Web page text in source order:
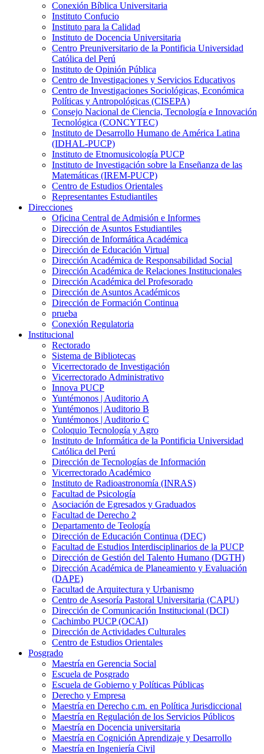
Conexión Bíblica Universitaria
Instituto Confucio
Instituto para la Calidad
Instituto de Docencia Universitaria
Centro Preuniversitario de la Pontificia Universidad
Católica del Perú
Instituto de Opinión Pública
Centro de Investigaciones y Servicios Educativos
Centro de Investigaciones Sociológicas, Económica
Políticas y Antropológicas (CISEPA)
Consejo Nacional de Ciencia, Tecnología e Innovación
Tecnológica (CONCYTEC)
Instituto de Desarrollo Humano de América Latina
(IDHAL-PUCP)
Instituto de Etnomusicología PUCP
Instituto de Investigación sobre la Enseñanza de las
Matemáticas (IREM-PUCP)
Centro de Estudios Orientales
Representantes Estudiantiles
Direcciones
Oficina Central de Admisión e Informes
Dirección de Asuntos Estudiantiles
Dirección de Informática Académica
Dirección de Educación Virtual
Dirección Académica de Responsabilidad Social
Dirección Académica de Relaciones Institucionales
Dirección Académica del Profesorado
Dirección de Asuntos Académicos
Dirección de Formación Continua
prueba
Conexión Regulatoria
Institucional
Rectorado
Sistema de Bibliotecas
Vicerrectorado de Investigación
Vicerrectorado Administrativo
Innova PUCP
Yuntémonos | Auditorio A
Yuntémonos | Auditorio B
Yuntémonos | Auditorio C
Coloquio Tecnología y Agro
Instituto de Informática de la Pontificia Universidad
Católica del Perú
Dirección de Tecnologías de Información
Vicerrectorado Académico
Instituto de Radioastronomía (INRAS)
Facultad de Psicología
Asociación de Egresados y Graduados
Facultad de Derecho 2
Departamento de Teología
Dirección de Educación Continua (DEC)
Facultad de Estudios Interdisciplinarios de la PUCP
Dirección de Gestión del Talento Humano (DGTH)
Dirección Académica de Planeamiento y Evaluación
(DAPE)
Facultad de Arquitectura y Urbanismo
Centro de Asesoría Pastoral Universitaria (CAPU)
Dirección de Comunicación Institucional (DCI)
Cachimbo PUCP (OCAI)
Dirección de Actividades Culturales
Centro de Estudios Orientales
Posgrado
Maestría en Gerencia Social
Escuela de Posgrado
Escuela de Gobierno y Políticas Públicas
Derecho y Empresa
Maestría en Derecho c.m. en Política Jurisdiccional
Maestría en Regulación de los Servicios Públicos
Maestría en Docencia universitaria
Maestría en Cognición Aprendizaje y Desarrollo
Maestría en Ingeniería Civil